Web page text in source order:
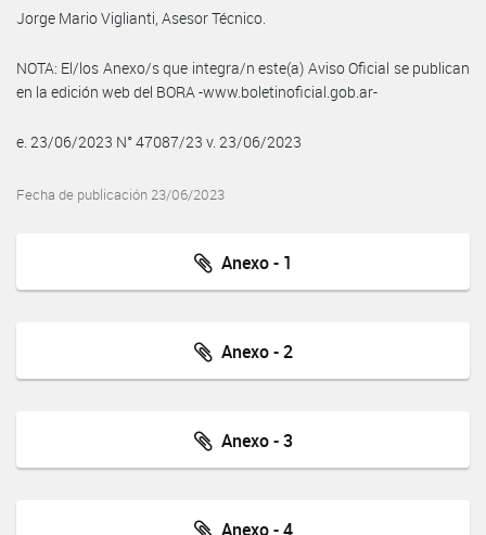
Jorge Mario Viglianti, Asesor Técnico.
NOTA: El/los Anexo/s que integra/n este(a) Aviso Oficial se publican
en la edición web del BORA -www.boletinoficial.gob.ar-
e. 23/06/2023 N° 47087/23 v. 23/06/2023
Fecha de publicación 23/06/2023
Anexo - 1
Anexo - 2
Anexo - 3
Anexo - 4